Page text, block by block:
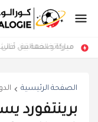
ميركاتو العمالقة.. أغلى وأبرز 10 صفقات في
الصفحة الرئيسية
برينتفورد